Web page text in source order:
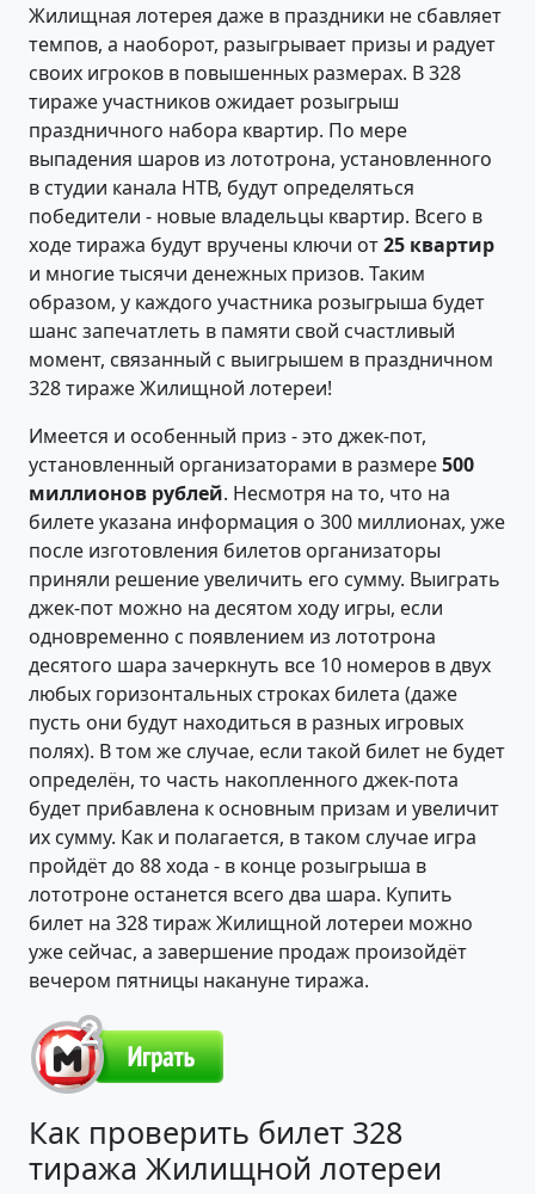
Жилищная лотерея даже в праздники не сбавляет
темпов, а наоборот, разыгрывает призы и радует
своих игроков в повышенных размерах. В 328
тираже участников ожидает розыгрыш
праздничного набора квартир. По мере
выпадения шаров из лототрона, установленного
в студии канала НТВ, будут определяться
победители - новые владельцы квартир. Всего в
ходе тиража будут вручены ключи от25 квартир
и многие тысячи денежных призов. Таким
образом, у каждого участника розыгрыша будет
шанс запечатлеть в памяти свой счастливый
момент, связанный с выигрышем в праздничном
328 тираже Жилищной лотереи!
Имеется и особенный приз - это джек-пот,
установленный организаторами в размере500
миллионов рублей. Несмотря на то, что на
билете указана информация о 300 миллионах, уже
после изготовления билетов организаторы
приняли решение увеличить его сумму. Выиграть
джек-пот можно на десятом ходу игры, если
одновременно с появлением из лототрона
десятого шара зачеркнуть все 10 номеров в двух
любых горизонтальных строках билета (даже
пусть они будут находиться в разных игровых
полях). В том же случае, если такой билет не будет
определён, то часть накопленного джек-пота
будет прибавлена к основным призам и увеличит
их сумму. Как и полагается, в таком случае игра
пройдёт до 88 хода - в конце розыгрыша в
лототроне останется всего два шара. Купить
билет на 328 тираж Жилищной лотереи можно
уже сейчас, а завершение продаж произойдёт
вечером пятницы накануне тиража.
Как проверить билет 328
тиража Жилищной лотереи